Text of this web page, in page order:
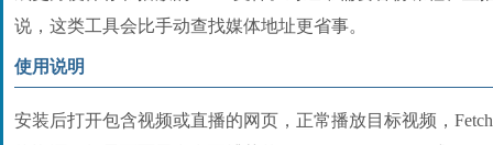
说，这类工具会比手动查找媒体地址更省事。
使用说明
安装后打开包含视频或直播的网页，正常播放目标视频，